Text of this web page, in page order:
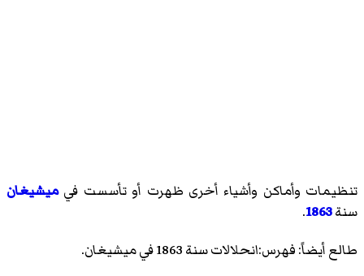
تنظيمات وأماكن وأشياء أخرى ظهرت أو تأسست فيميشيغان
سنة1863
.
طالع أيضاً:فهرس:انحلالات سنة 1863 في ميشيغان .